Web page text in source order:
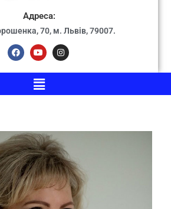
Адреса:
70, м. Львів, 79007.